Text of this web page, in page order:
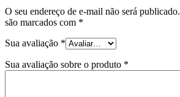
O seu endereço de e-mail não será publicado.
são marcados com *
Sua avaliação *
Sua avaliação sobre o produto *